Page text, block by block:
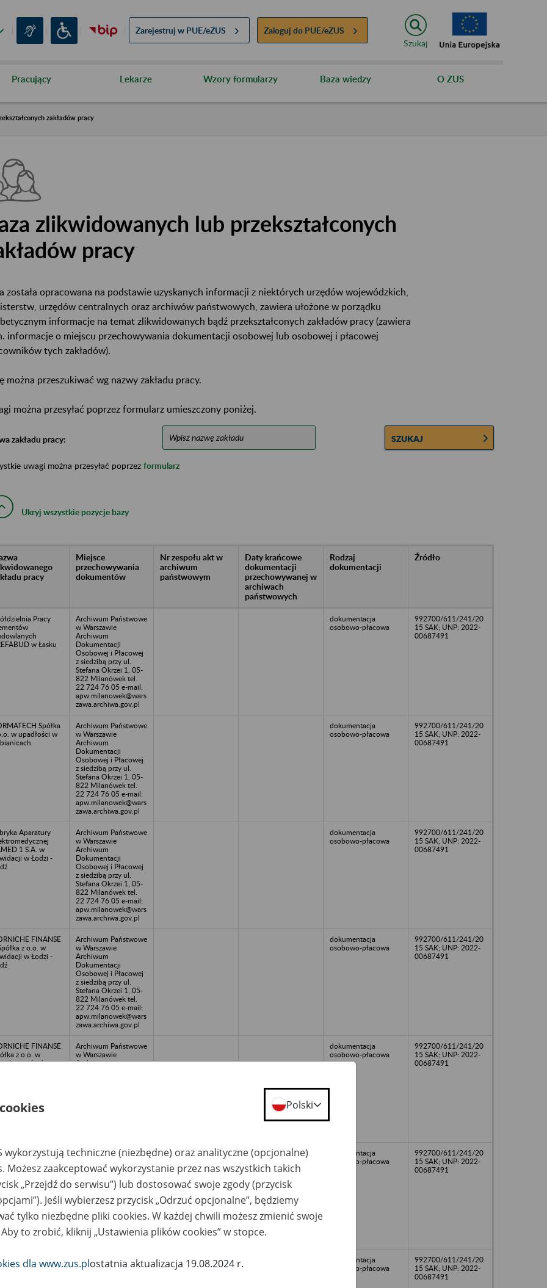
Zarejestruj w PUE/eZUS Zaloguj do PUE/eZUS
Szukaj
Pracujący Lekarze Wzory formularzy Baza wiedzy O ZUS
zakładów pracy
zlikwidowanych lub przekształconych
pracy
została opracowana na podstawie uzyskanych informacji z niektórych urzędów wojewódzkich,
urzędów centralnych oraz archiwów państwowych, zawiera ułożone w porządku
informacje na temat zlikwidowanych bądź przekształconych zakładów pracy (zawiera
informacje o miejscu przechowywania dokumentacji osobowej lub osobowej i płacowej
tych zakładów).
można przeszukiwać wg nazwy zakładu pracy.
można przesyłać poprzez formularz umieszczony poniżej.
zakładu pracy: SZUKAJ
uwagi można przesyłać poprzez formularz
Ukryj wszystkie pozycje bazy
pracy
Miejsce
przechowywania
dokumentów
Nr zespołu akt w
archiwum
państwowym
Daty krańcowe
dokumentacji
przechowywanej w
archiwach
państwowych
Rodzaj
dokumentacji
Źródło
Pracy
w Łasku
Archiwum Państwowe
w Warszawie
Archiwum
Dokumentacji
Osobowej i Płacowej
z siedzibą przy ul.
Stefana Okrzei 1, 05-
822 Milanówek tel.
22 724 76 05 e-mail:
apw.milanowek@wars
zawa.archiwa.gov.pl
dokumentacja
osobowo-płacowa
992700/611/241/20
15 SAK; UNP: 2022-
00687491
Spółka
w upadłości w
Archiwum Państwowe
w Warszawie
Archiwum
Dokumentacji
Osobowej i Płacowej
z siedzibą przy ul.
Stefana Okrzei 1, 05-
822 Milanówek tel.
22 724 76 05 e-mail:
apw.milanowek@wars
zawa.archiwa.gov.pl
dokumentacja
osobowo-płacowa
992700/611/241/20
15 SAK; UNP: 2022-
00687491
Aparatury
1 S.A. w
w Łodzi -
Archiwum Państwowe
w Warszawie
Archiwum
Dokumentacji
Osobowej i Płacowej
z siedzibą przy ul.
Stefana Okrzei 1, 05-
822 Milanówek tel.
22 724 76 05 e-mail:
apw.milanowek@wars
zawa.archiwa.gov.pl
dokumentacja
osobowo-płacowa
992700/611/241/20
15 SAK; UNP: 2022-
00687491
FINANSE
z o.o. w
w Łodzi -
Archiwum Państwowe
w Warszawie
Archiwum
Dokumentacji
Osobowej i Płacowej
z siedzibą przy ul.
Stefana Okrzei 1, 05-
822 Milanówek tel.
22 724 76 05 e-mail:
apw.milanowek@wars
zawa.archiwa.gov.pl
dokumentacja
osobowo-płacowa
992700/611/241/20
15 SAK; UNP: 2022-
00687491
FINANSE
z o.o. w
w Łodzi -
Archiwum Państwowe
w Warszawie
Archiwum
dokumentacja
osobowo-płacowa
992700/611/241/20
15 SAK; UNP: 2022-
00687491
Warszewice
Archiwum Państwowe
Archiwum
Dokumentacji
Osobowej i Płacowej
z siedzibą przy ul.
Stefana Okrzei 1, 05-
822 Milanówek tel.
22 724 76 05 e-mail:
apw.milanowek@wars
zawa.archiwa.gov.pl
dokumentacja
osobowo-płacowa
992700/611/241/20
15 SAK; UNP: 2022-
00687491
Pracy
w
Archiwum Państwowe
w Warszawie
dokumentacja
osobowo-płacowa
992700/611/241/20
15 SAK; UNP: 2022-
00687491
Polski
wykorzystują techniczne (niezbędne) oraz analityczne (opcjonalne)
Możesz zaakceptować wykorzystanie przez nas wszystkich takich
„Przejdź do serwisu”) lub dostosować swoje zgody (przycisk
Jeśli wybierzesz przycisk „Odrzuć opcjonalne”, będziemy
tylko niezbędne pliki cookies. W każdej chwili możesz zmienić swoje
to zrobić, kliknij „Ustawienia plików cookies” w stopce.
dla www.zus.plostatnia aktualizacja 19.08.2024 r.